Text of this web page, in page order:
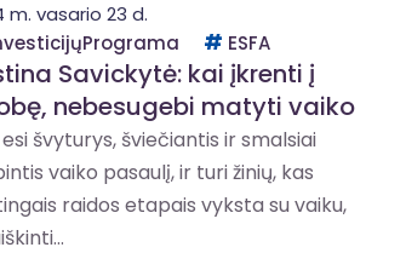
m. vasario 23 d.
ESFA
Savickytė: kai įkrenti į
nebesugebi matyti vaiko
esi švyturys, šviečiantis ir smalsiai
vaiko pasaulį, ir turi žinių, kas
raidos etapais vyksta su vaiku,